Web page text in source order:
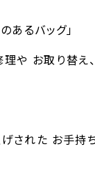
あるバッグ」
や お取り替
された お手持